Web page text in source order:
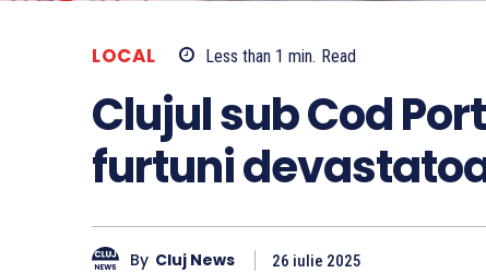
LOCAL Less than 1 min. Read
Clujul sub Cod
furtuni
By Cluj News 26 iulie 2025